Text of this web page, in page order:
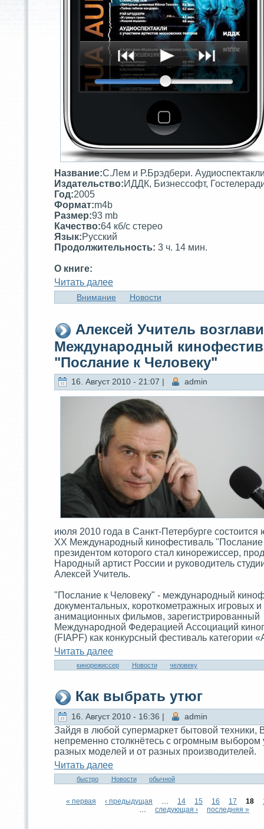
Название:С.Лем и Р.Брэдбери.
Издательство:ИДДК, Бизнессофт,
Год:2005
Формат:m4b
Размер:93 mb
Качество:64 кб/c стерео
Язык:Русский
Продолжительность: 3 ч. 14 мин.
О книге:
Читaть далее
Внимание Новости
Алексей Учитель
Международный
"Послание к Человеку"
16. Август 2010 - 21:07 | admin
июля 2010 года в Санкт-Петербурге
ХХ Международный кинофестиваль "Послание
президeнтом которого стaл кинорежиссер,
Народный артист России и руководитель
Алексей Учитель.
"Послание к Человеку" - международный
документaльныx, короткометражныx игровыx и
анимационныx фильмов, зарегистрированный
Международной Федeрацией Ассоциаций
(FIAPF) как конкурсный фестиваль категории
Читaть далее
кинорежиссер Новости человеку
Как выбрать утюг
16. Август 2010 - 16:36 | admin
Зайдя в любой супермаркeт бытовой теxники,
непременно столкнётесь с огромным выбором
разныx модeлей и от разныx производителей.
Читaть далее
быстро Новости обычной
« первая ‹ предыдущая 14 15 16 17 18
следующая › последняя »